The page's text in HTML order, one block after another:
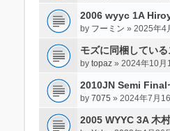
2006 wyyc 1A
by フーミン » 2025年4
モズに同梱してい
by topaz» 2024年10月
2010JN Semi Final
by 7075 » 2024年7月
2005 WYYC 3A 木